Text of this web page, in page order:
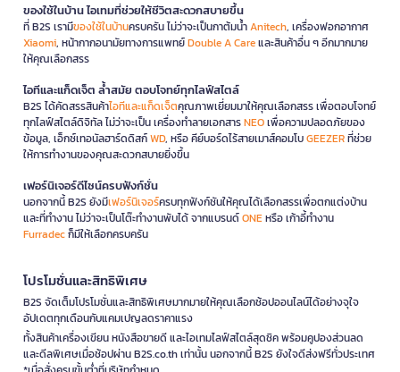
ของใช้ในบ้าน ไอเทมที่ช่วยให้ชีวิตสะดวกสบายขึ้น
ที่ B2S เรามีของใช้ในบ้านครบครัน ไม่ว่าจะเป็นกาต้มน้ำAnitech, เครื่องฟอกอากาศ
Xiaomi, หน้ากากอนามัยทางการแพทย์Double A Careและสินค้าอื่น ๆ อีกมากมาย
ให้คุณเลือกสรร
ไอทีและแก็ดเจ็ต ล้ำสมัย ตอบโจทย์ทุกไลฟ์สไตล์
B2S ได้คัดสรรสินค้าไอทีและแก็ดเจ็ตคุณภาพเยี่ยมมาให้คุณเลือกสรร เพื่อตอบโจทย์
ทุกไลฟ์สไตล์ดิจิทัล ไม่ว่าจะเป็น เครื่องทำลายเอกสารNEOเพื่อความปลอดภัยของ
ข้อมูล, เอ็กซ์เทอนัลฮาร์ดดิสก์WD, หรือ คีย์บอร์ดไร้สายเมาส์คอมโบGEEZERที่ช่วย
ให้การทำงานของคุณสะดวกสบายยิ่งขึ้น
เฟอร์นิเจอร์ดีไซน์ครบฟังก์ชั่น
นอกจากนี้ B2S ยังมีเฟอร์นิเจอร์ครบทุกฟังก์ชันให้คุณได้เลือกสรรเพื่อตกแต่งบ้าน
และที่ทำงาน ไม่ว่าจะเป็นโต๊ะทำงานพับได้ จากแบรนด์ONEหรือ เก้าอี้ทำงาน
Furradecก็มีให้เลือกครบครัน
โปรโมชั่นและสิทธิพิเศษ
B2S จัดเต็มโปรโมชั่นและสิทธิพิเศษมากมายให้คุณเลือกช้อปออนไลน์ได้อย่างจุใจ
อัปเดตทุกเดือนกับแคมเปญลดราคาแรง
ทั้งสินค้าเครื่องเขียน หนังสือขายดี และไอเทมไลฟ์สไตล์สุดชิค พร้อมคูปองส่วนลด
และดีลพิเศษเมื่อช้อปผ่าน B2S.co.th เท่านั้น นอกจากนี้ B2S ยังใจดีส่งฟรีทั่วประเทศ